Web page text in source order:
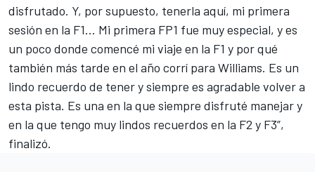
disfrutado. Y, por supuesto, tenerla aquí, mi primera
sesión en la F1... Mi primera FP1 fue muy especial, y es
un poco donde comencé mi viaje en la F1 y por qué
también más tarde en el año corrí para Williams. Es un
lindo recuerdo de tener y siempre es agradable volver a
esta pista. Es una en la que siempre disfruté manejar y
en la que tengo muy lindos recuerdos en la F2 y F3”,
finalizó.